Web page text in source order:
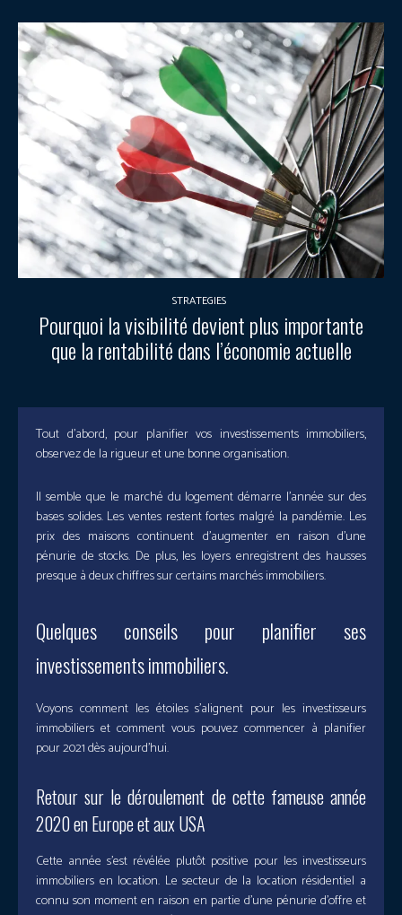
STRATEGIES
Pourquoi la visibilité devient plus importante
que la rentabilité dans l’économie actuelle
Tout d’abord, pour planifier vos investissements immobiliers,
observez de la rigueur et une bonne organisation.
Il semble que le marché du logement démarre l’année sur des
bases solides. Les ventes restent fortes malgré la pandémie. Les
prix des maisons continuent d’augmenter en raison d’une
pénurie de stocks. De plus, les loyers enregistrent des hausses
presque à deux chiffres sur certains marchés immobiliers.
Quelques conseils pour planifier ses
investissements immobiliers.
Voyons comment les étoiles s’alignent pour les investisseurs
immobiliers et comment vous pouvez commencer à planifier
pour 2021 dès aujourd’hui.
Retour sur le déroulement de cette fameuse année
2020 en Europe et aux USA
Cette année s’est révélée plutôt positive pour les investisseurs
immobiliers en location. Le secteur de la location résidentiel a
connu son moment en raison en partie d’une pénurie d’offre et